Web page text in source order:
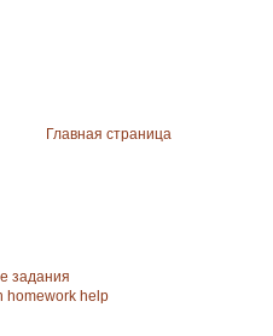
Главная страница
задания
homework help